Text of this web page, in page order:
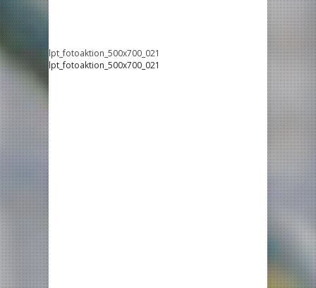
lpt_fotoaktion_500x700_021
lpt_fotoaktion_500x700_021